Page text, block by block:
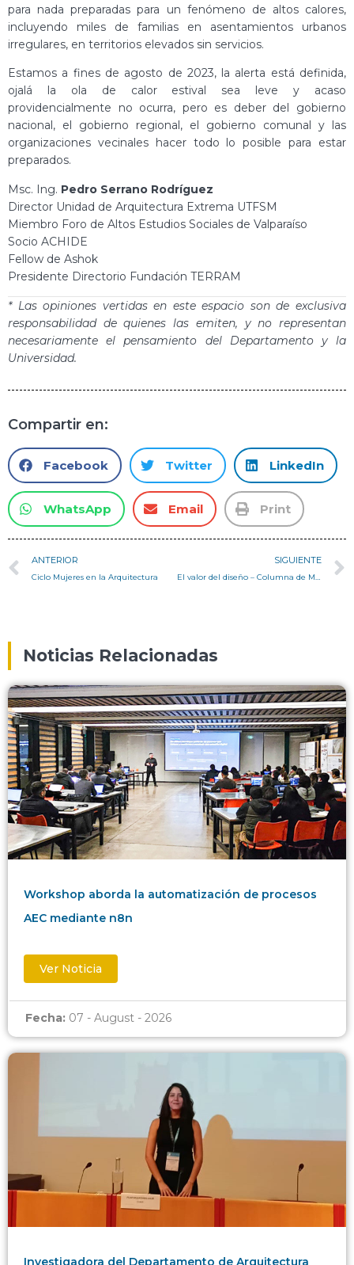
para nada preparadas para un fenómeno de altos calores,
incluyendo miles de familias en asentamientos urbanos
irregulares, en territorios elevados sin servicios.
Estamos a fines de agosto de 2023, la alerta está definida,
ojalá la ola de calor estival sea leve y acaso
providencialmente no ocurra, pero es deber del gobierno
nacional, el gobierno regional, el gobierno comunal y las
organizaciones vecinales hacer todo lo posible para estar
preparados.
Msc. Ing. Pedro Serrano Rodríguez
Director Unidad de Arquitectura Extrema UTFSM
Miembro Foro de Altos Estudios Sociales de Valparaíso
Socio ACHIDE
Fellow de Ashok
Presidente Directorio Fundación TERRAM
* Las opiniones vertidas en este espacio son de exclusiva
responsabilidad de quienes las emiten, y no representan
necesariamente el pensamiento del Departamento y la
Universidad.
Compartir en:
Facebook Twitter LinkedIn
WhatsApp Email Print
ANTERIOR
Ciclo Mujeres en la Arquitectura
SIGUIENTE
El valor del diseño – Columna de Marcela Soto
Noticias Relacionadas
Workshop aborda la automatización de procesos
AEC mediante n8n
Ver Noticia
Fecha: 07 - August - 2026
Investigadora del Departamento de Arquitectura